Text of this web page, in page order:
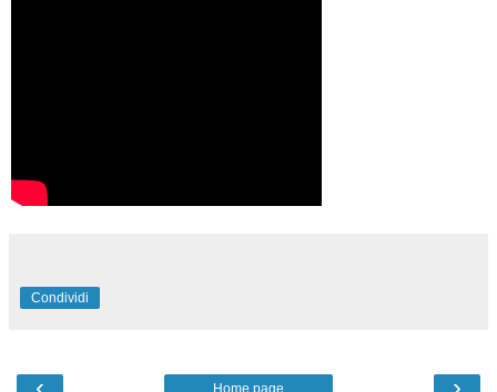
Condividi